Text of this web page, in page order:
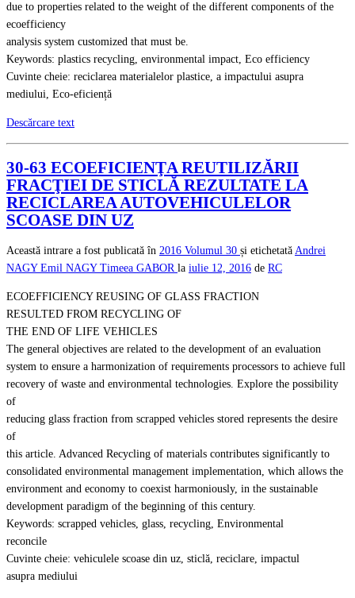
due to properties related to the weight of the different components of the
ecoefficiency
analysis system customized that must be.
Keywords: plastics recycling, environmental impact, Eco efficiency
Cuvinte cheie: reciclarea materialelor plastice, a impactului asupra
mediului, Eco-eficiență
Descărcare text
30-63 ECOEFICIENŢA REUTILIZĂRII
FRACŢIEI DE STICLĂ REZULTATE LA
RECICLAREA AUTOVEHICULELOR
SCOASE DIN UZ
Această intrare a fost publicată în 2016 Volumul 30 și etichetată Andrei
NAGY Emil NAGY Timeea GABOR la iulie 12, 2016 de RC
ECOEFFICIENCY REUSING OF GLASS FRACTION
RESULTED FROM RECYCLING OF
THE END OF LIFE VEHICLES
The general objectives are related to the development of an evaluation
system to ensure a harmonization of requirements processors to achieve full
recovery of waste and environmental technologies. Explore the possibility
of
reducing glass fraction from scrapped vehicles stored represents the desire
of
this article. Advanced Recycling of materials contributes significantly to
consolidated environmental management implementation, which allows the
environment and economy to coexist harmoniously, in the sustainable
development paradigm of the beginning of this century.
Keywords: scrapped vehicles, glass, recycling, Environmental
reconcile
Cuvinte cheie: vehiculele scoase din uz, sticlă, reciclare, impactul
asupra mediului